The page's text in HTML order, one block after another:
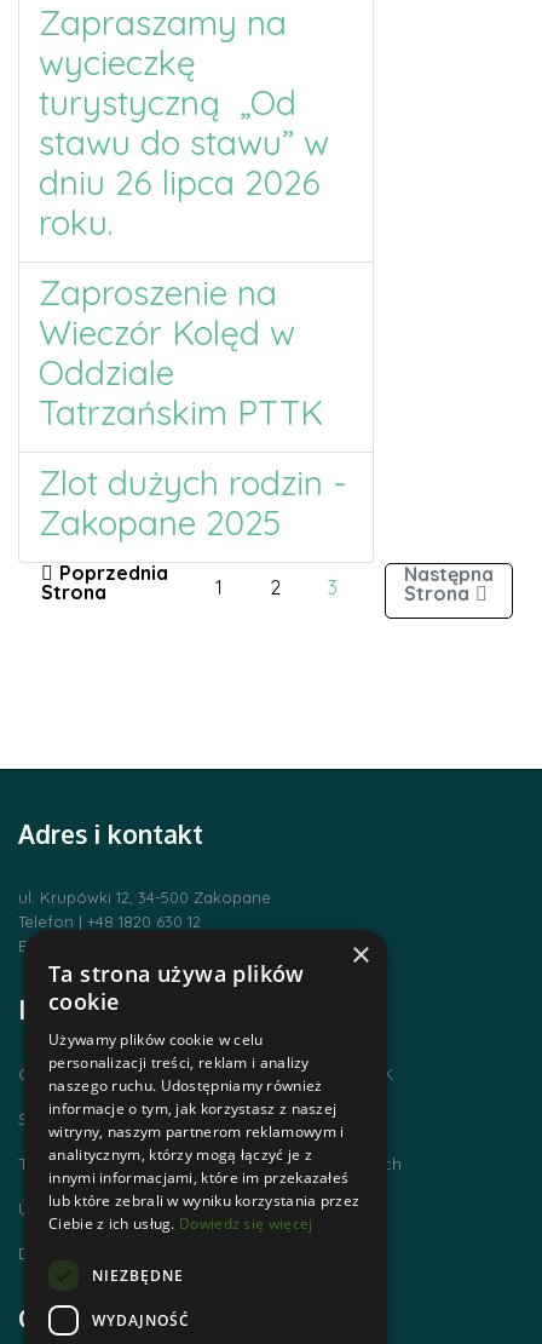
Zapraszamy na
wycieczkę
turystyczną „Od
stawu do stawu” w
dniu 26 lipca 2026
roku.
Zaproszenie na
Wieczór Kolęd w
Oddziale
Tatrzańskim PTTK
Zlot dużych rodzin -
Zakopane 2025
Strona 3 z 3
1 2 3
Adres i kontakt
ul. Krupówki 12, 34-500 Zakopane
Telefon | +48 1820 630 12
Email | biuro@zakopanepttk.pl
Informacje
Chodzimy po górach i zdobywamy GOT PTTK
Szlaki Tatr Polskich
Tatrzańskie Centrum Szlaków Transgranicznych
Ubezpieczenie NNW dla członków PTTK
Dworzec Tatrzański
Godziny otwarcia
×
Ta strona używa plików
cookie
Używamy plików cookie w celu
personalizacji treści, reklam i analizy
naszego ruchu. Udostępniamy również
informacje o tym, jak korzystasz z naszej
witryny, naszym partnerom reklamowym i
analitycznym, którzy mogą łączyć je z
innymi informacjami, które im przekazałeś
lub które zebrali w wyniku korzystania przez
Ciebie z ich usług. Dowiedz się więcej
NIEZBĘDNE
WYDAJNOŚĆ